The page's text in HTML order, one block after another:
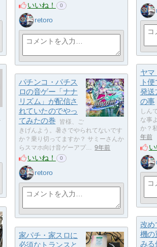
いいね！ 0
retoro
ヤマ
ト
発送
の事
しん
な事
か？
年前
い
パチンコ・パチス
ロの音ゲー「ナナ
リズム」が配信さ
れていたのでやっ
てみたの巻
皆様、ご
きげんよう。暑さでやられてないです
か？乗り切ってますか？ サミーさんか
らスマホ向け音ゲーアプ…
9年前
いいね！ 0
retoro
改め
機の
みる
家パチ・家スロに
必須なトランスと